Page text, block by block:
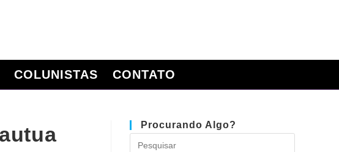
COLUNISTAS CONTATO
Procurando Algo?